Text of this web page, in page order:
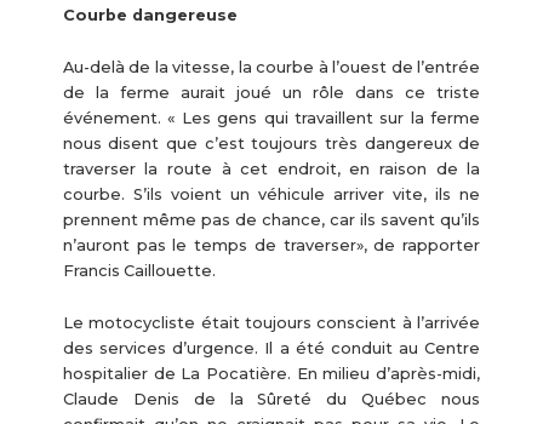
Courbe dangereuse
Au-delà de la vitesse, la courbe à l’ouest de l’entrée
de la ferme aurait joué un rôle dans ce triste
événement. « Les gens qui travaillent sur la ferme
nous disent que c’est toujours très dangereux de
traverser la route à cet endroit, en raison de la
courbe. S’ils voient un véhicule arriver vite, ils ne
prennent même pas de chance, car ils savent qu’ils
n’auront pas le temps de traverser», de rapporter
Francis Caillouette.
Le motocycliste était toujours conscient à l’arrivée
des services d’urgence. Il a été conduit au Centre
hospitalier de La Pocatière. En milieu d’après-midi,
Claude Denis de la Sûreté du Québec nous